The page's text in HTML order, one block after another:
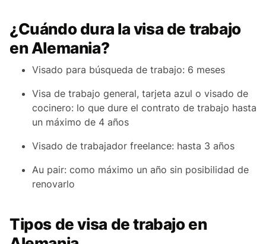
¿Cuándo dura la visa de trabajo
en Alemania?
Visado para búsqueda de trabajo: 6 meses
Visa de trabajo general, tarjeta azul o visado de
cocinero: lo que dure el contrato de trabajo hasta
un máximo de 4 años
Visado de trabajador freelance: hasta 3 años
Au pair: como máximo un año sin posibilidad de
renovarlo
Tipos de visa de trabajo en